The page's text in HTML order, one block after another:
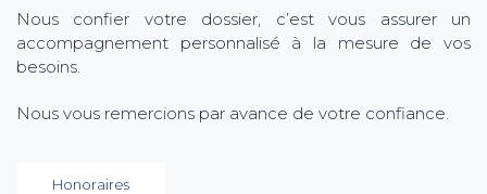
Nous confier votre dossier, c’est vous assurer un
accompagnement personnalisé à la mesure de vos
besoins.
Nous vous remercions par avance de votre confiance.
Honoraires